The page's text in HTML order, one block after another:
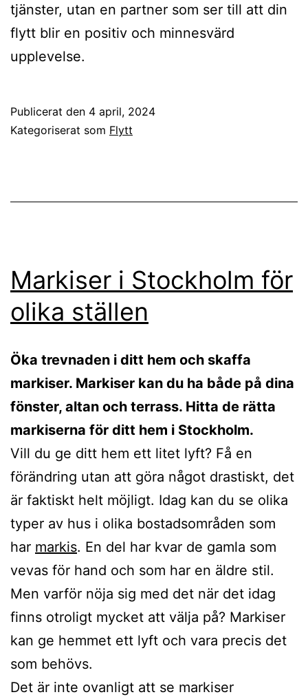
tjänster, utan en partner som ser till att din
flytt blir en positiv och minnesvärd
upplevelse.
Publicerat den 4 april, 2024
Kategoriserat som Flytt
Markiser i Stockholm för
olika ställen
Öka trevnaden i ditt hem och skaffa
markiser. Markiser kan du ha både på dina
fönster, altan och terrass. Hitta de rätta
markiserna för ditt hem i Stockholm.
Vill du ge ditt hem ett litet lyft? Få en
förändring utan att göra något drastiskt, det
är faktiskt helt möjligt. Idag kan du se olika
typer av hus i olika bostadsområden som
har markis. En del har kvar de gamla som
vevas för hand och som har en äldre stil.
Men varför nöja sig med det när det idag
finns otroligt mycket att välja på? Markiser
kan ge hemmet ett lyft och vara precis det
som behövs.
Det är inte ovanligt att se markiser